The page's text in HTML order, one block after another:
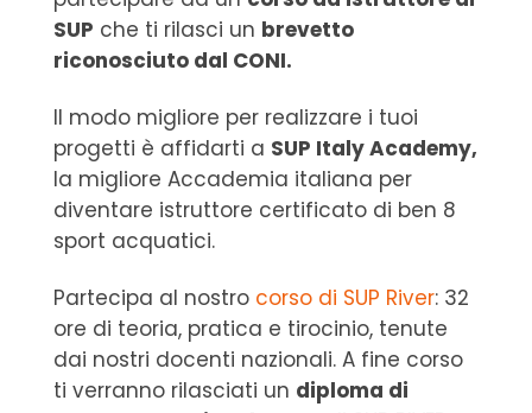
SUP che ti rilasci un brevetto
riconosciuto dal CONI.
Il modo migliore per realizzare i tuoi
progetti è affidarti a SUP Italy Academy,
la migliore Accademia italiana per
diventare istruttore certificato di ben 8
sport acquatici.
Partecipa al nostro corso di SUP River: 32
ore di teoria, pratica e tirocinio, tenute
dai nostri docenti nazionali. A fine corso
ti verranno rilasciati un diploma di